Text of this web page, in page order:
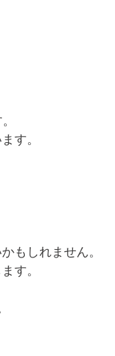
す。
もしれません。
す。